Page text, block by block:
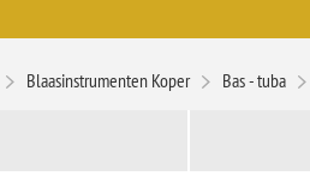
Blaasinstrumenten Koper Bas - tuba